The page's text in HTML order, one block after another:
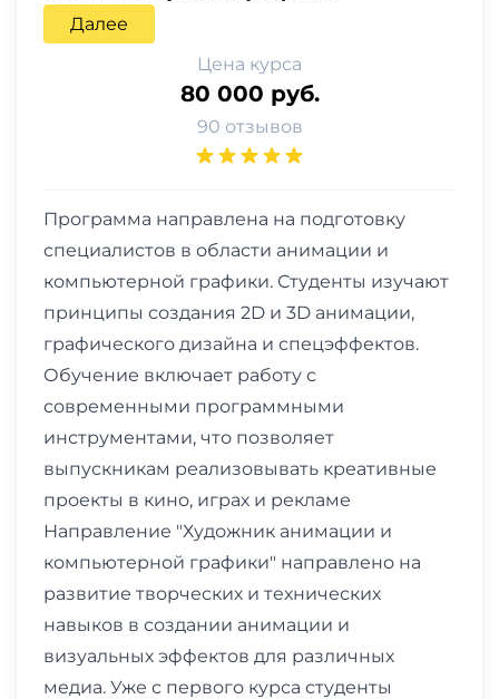
Далее
Цена курса
80 000 руб.
90 отзывов
Программа направлена на подготовку
специалистов в области анимации и
компьютерной графики. Студенты изучают
принципы создания 2D и 3D анимации,
графического дизайна и спецэффектов.
Обучение включает работу с
современными программными
инструментами, что позволяет
выпускникам реализовывать креативные
проекты в кино, играх и рекламе
Направление "Художник анимации и
компьютерной графики" направлено на
развитие творческих и технических
навыков в создании анимации и
визуальных эффектов для различных
медиа. Уже с первого курса студенты